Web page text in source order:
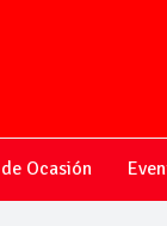
Ocasión